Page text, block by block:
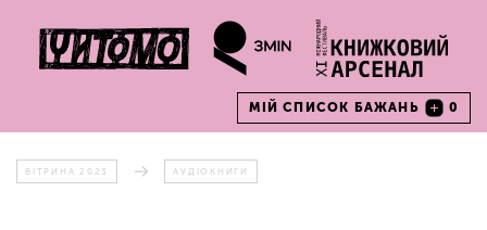
МІЙ СПИСОК БАЖАНЬ 0
ВІТРИНА 2023 АУДІОКНИГИ